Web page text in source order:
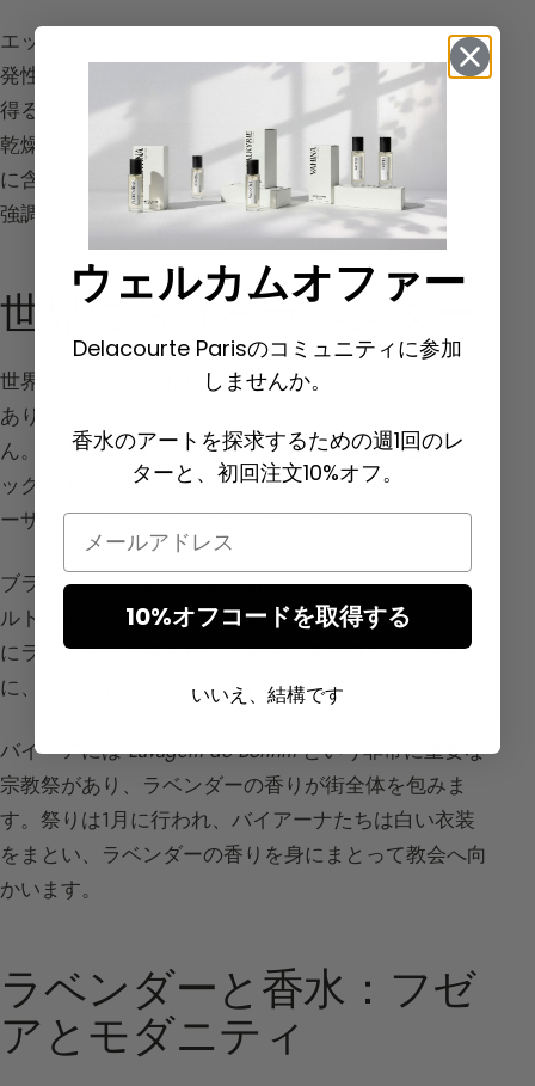
エッセンスまたは精油は蒸留によって得られます。揮
発性溶剤による抽出でラベンダーのアブソリュートを
得ることもできます。ラベンダーは収穫後2～3日間
乾燥させてから蒸留されます。これにより、その成分
に含まれるクマリン調の特性と 甘いアンバー
強調されるという利点があります。
世界におけるラベンダー
世界中で愛されており、もちろんイギリスでも人気が
あります。一方で、日本ではほとんど知られていませ
ん。日本の女性にとって、この香りは非常にエキゾチ
ックな未知のものですが、ルームスプレーやディフュ
ーザーとして使うことを好んでいます。
ブラジルでは非常に人気があることを知りました。ポ
ルトガル人によって持ち込まれ、ブラジル製品の40%
にラベンダーが使われています。ヨーロッパと同様
に、洗剤や石鹸などに含まれています。
バイーアにはLavagem do Bonfimという非常に重要な
宗教祭があり、ラベンダーの香りが街全体を包みま
す。祭りは1月に行われ、バイアーナたちは白い衣装
をまとい、ラベンダーの香りを身にまとって教会へ向
かいます。
ラベンダーと香水：フゼ
アとモダニティ
ウェルカムオファー
Delacourte Parisのコミュニティに参加
しませんか。
香水のアートを探求するための週1回のレ
ターと、初回注文10%オフ。
Email
10%オフコードを取得する
いいえ、結構です